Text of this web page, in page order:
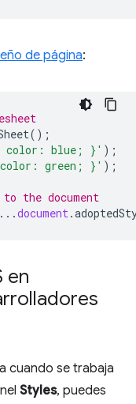
de página:
();
color: blue; }' );
green; }' );
the document
document.
en
cuando se trabaja
Styles, puedes